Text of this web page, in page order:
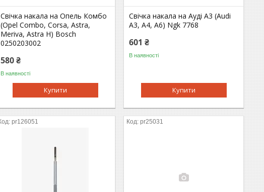
Свічка накала на Опель Комбо
(Opel Combo, Corsa, Astra,
Meriva, Astra H) Bosch
0250203002
580 ₴
В наявності
Купити
Свічка накала на Ауді A3 (Audi
A3, A4, A6) Ngk 7768
601 ₴
В наявності
Купити
pr126051 pr25031